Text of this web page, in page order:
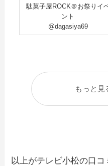
駄菓子屋ROCK＠お祭りイ
ント
@dagasiya69
もっと見
以上がテレビ小松の口コ